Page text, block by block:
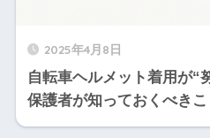
2025年4月8日
自転車ヘルメット着用が“
保護者が知っておくべきこ